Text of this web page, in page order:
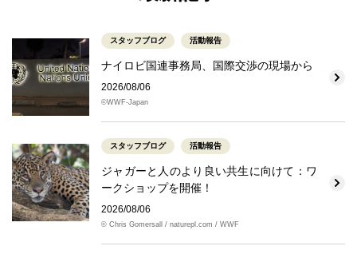
スタッフブログ 活動報告
ナイロビ国連事務局、国際交渉の現場から
2026/08/06
©WWF-Japan
スタッフブログ 活動報告
ジャガーと人のより良い共生に向けて：ワ
ークショップを開催！
2026/08/06
© Chris Gomersall / naturepl.com / WWF